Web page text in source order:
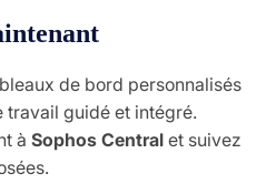
de bord personnalisés
guidé et intégré.
à Sophos Central et suivez